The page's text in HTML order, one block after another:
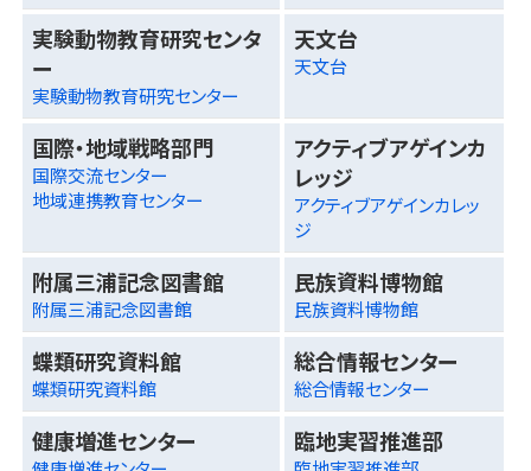
実験動物教育研究センタ
ー
実験動物教育研究センター
天文台
天文台
国際・地域戦略部門
国際交流センター
地域連携教育センター
アクティブアゲインカ
レッジ
アクティブアゲインカレッ
ジ
附属三浦記念図書館
附属三浦記念図書館
民族資料博物館
民族資料博物館
蝶類研究資料館
蝶類研究資料館
総合情報センター
総合情報センター
健康増進センター 臨地実習推進部